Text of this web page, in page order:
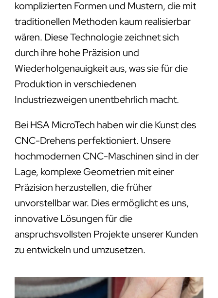
komplizierten Formen und Mustern, die mit
traditionellen Methoden kaum realisierbar
wären. Diese Technologie zeichnet sich
durch ihre hohe Präzision und
Wiederholgenauigkeit aus, was sie für die
Produktion in verschiedenen
Industriezweigen unentbehrlich macht.
Bei HSA MicroTech haben wir die Kunst des
CNC-Drehens perfektioniert. Unsere
hochmodernen CNC-Maschinen sind in der
Lage, komplexe Geometrien mit einer
Präzision herzustellen, die früher
unvorstellbar war. Dies ermöglicht es uns,
innovative Lösungen für die
anspruchsvollsten Projekte unserer Kunden
zu entwickeln und umzusetzen.